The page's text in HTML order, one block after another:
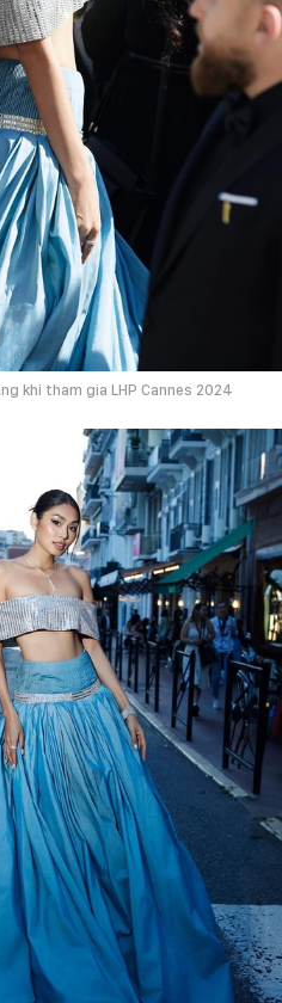
khi tham gia LHP Cannes 2024